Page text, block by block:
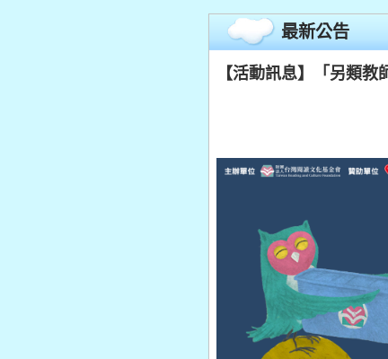
最新公告
【活動訊息】「另類